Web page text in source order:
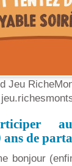
Jeu
de
bonjour